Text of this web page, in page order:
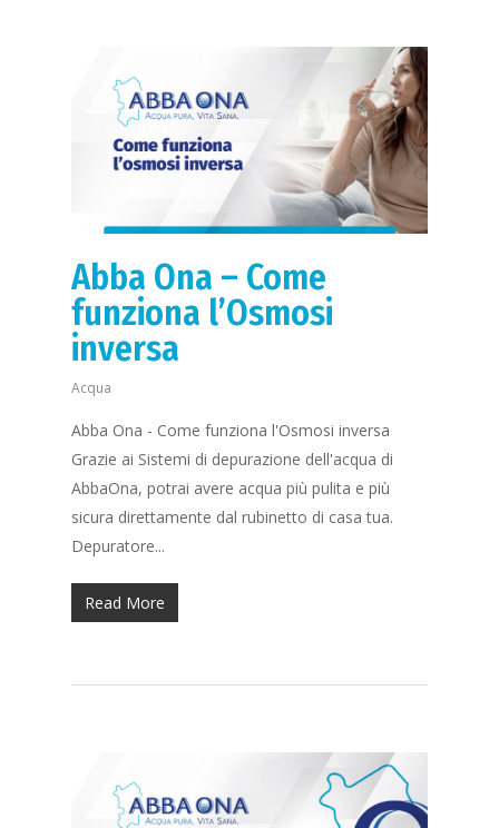
Abba Ona – Come
funziona l’Osmosi
inversa
Acqua
Abba Ona - Come funziona l'Osmosi inversa
Grazie ai Sistemi di depurazione dell'acqua di
AbbaOna, potrai avere acqua più pulita e più
sicura direttamente dal rubinetto di casa tua.
Depuratore...
Read More